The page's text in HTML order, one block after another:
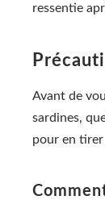
ressentie
Avant de
sardines,
pour en tirer